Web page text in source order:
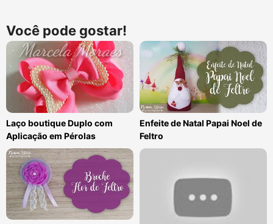
Você pode gostar!
Laço boutique Duplo com
Aplicação em Pérolas
Enfeite de Natal Papai Noel de
Feltro